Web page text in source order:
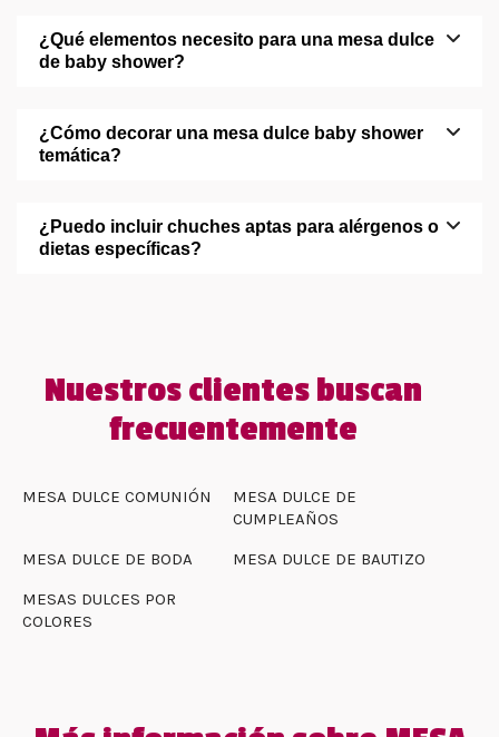
¿Qué elementos necesito para una mesa dulce
de baby shower?
¿Cómo decorar una mesa dulce baby shower
temática?
¿Puedo incluir chuches aptas para alérgenos o
dietas específicas?
Nuestros clientes buscan
frecuentemente
MESA DULCE COMUNIÓN
MESA DULCE DE
CUMPLEAÑOS
MESA DULCE DE BODA
MESA DULCE DE BAUTIZO
MESAS DULCES POR
COLORES